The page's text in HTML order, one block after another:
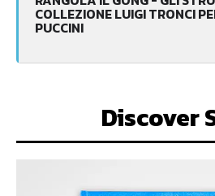
COLLEZIONE LUIGI TRONCI
PUCCINI
Discover